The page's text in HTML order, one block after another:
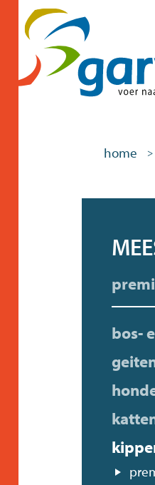
home >
bos-